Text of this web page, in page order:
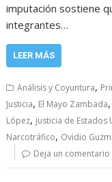
imputación sostiene
integrantes…
LEER MÁS
Análisis y Coyuntura,
Justicia, El Mayo Zambada,
López, justicia de Estados
Narcotráfico, Ovidio
Deja un comentario